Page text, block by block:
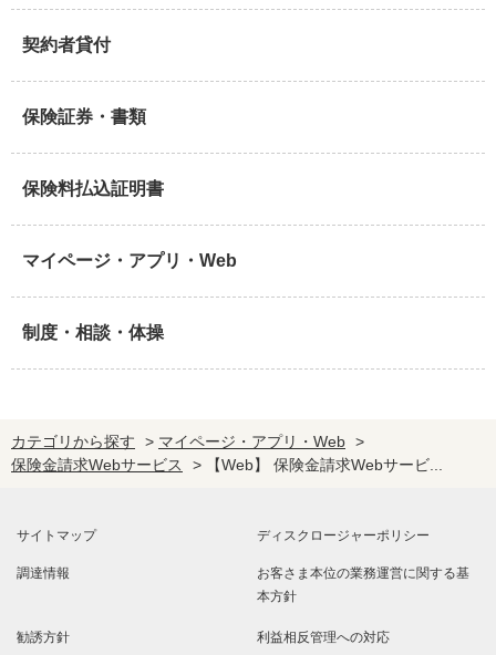
契約者貸付
保険証券・書類
保険料払込証明書
マイページ・アプリ・Web
制度・相談・体操
カテゴリから探す > マイページ・アプリ・Web >
保険金請求Webサービス
> 【Web】 保険金請求Webサービ...
サイトマップ ディスクロージャーポリシー
調達情報 お客さま本位の業務運営に関する基
本方針
勧誘方針 利益相反管理への対応